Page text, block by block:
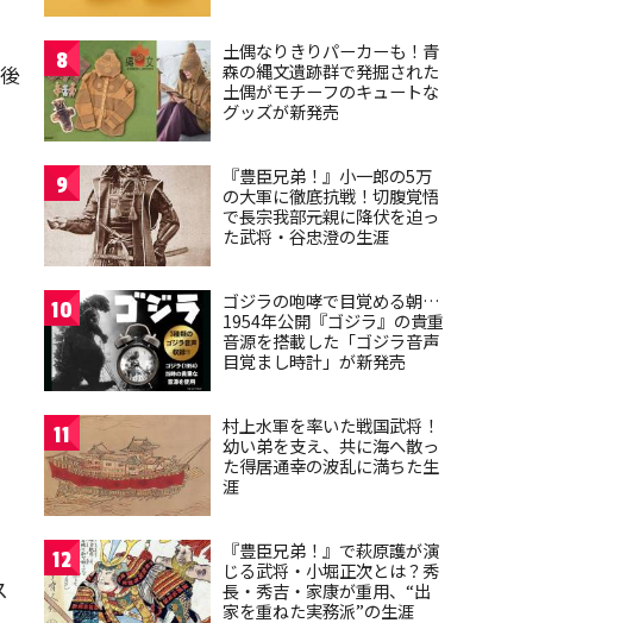
8
土偶なりきりパーカーも！青
森の縄文遺跡群で発掘された
土偶がモチーフのキュートな
グッズが新発売
9
『豊臣兄弟！』小一郎の5万
の大軍に徹底抗戦！切腹覚悟
で長宗我部元親に降伏を迫っ
た武将・谷忠澄の生涯
10
ゴジラの咆哮で目覚める朝…
1954年公開『ゴジラ』の貴重
音源を搭載した「ゴジラ音声
目覚まし時計」が新発売
11
村上水軍を率いた戦国武将！
幼い弟を支え、共に海へ散っ
た得居通幸の波乱に満ちた生
涯
12
『豊臣兄弟！』で萩原護が演
じる武将・小堀正次とは？秀
長・秀吉・家康が重用、“出
家を重ねた実務派”の生涯